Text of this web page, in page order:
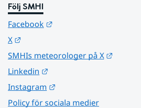
Följ SMHI
Facebook
X
SMHIs meteorologer på X
Linkedin
Instagram
Policy för sociala medier